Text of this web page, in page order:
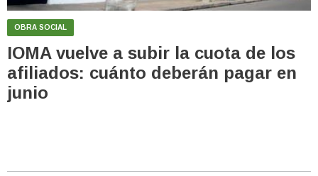
OBRA SOCIAL
IOMA vuelve a subir la cuota de los
afiliados: cuánto deberán pagar en
junio